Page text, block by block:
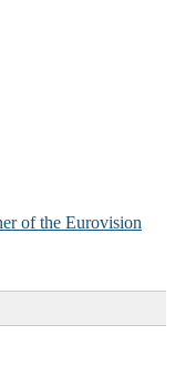
of the Eurovision